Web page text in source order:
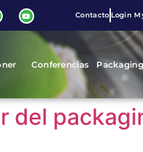
Contacto Login
Conferencias
del